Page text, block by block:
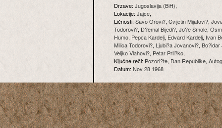
Drzave:Jugoslavija (BiH),
Lokacije:Jajce,
Ličnosti:Savo Orovi?, Cvijetin Mijatovi?,
Todorovi?, D?emal Bijedi?, Jo?e Smole,
Humo, Pepca Kardelj, Edvard Kardelj, Ivan
Milica Todorovi?, Ljubi?a Jovanovi?,
Veljko Vlahovi?, Petar Prli?ko,
Ključne reči: Pozori?te, Dan Republike,
Datum:Nov 28 1968